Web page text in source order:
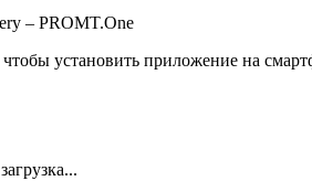
установить приложение на